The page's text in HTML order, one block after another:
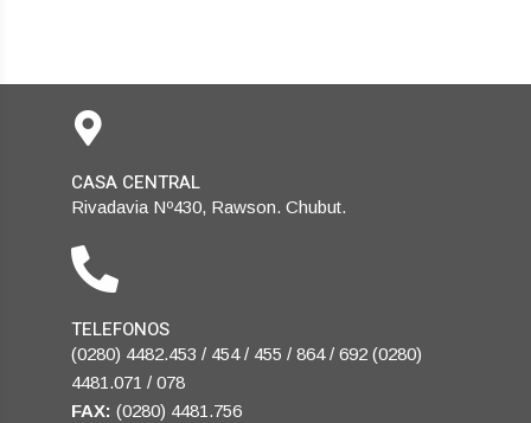
CASA CENTRAL
Rivadavia Nº430, Rawson. Chubut.
TELEFONOS
(0280) 4482.453 / 454 / 455 / 864 / 692 (0280)
4481.071 / 078
FAX: (0280) 4481.756